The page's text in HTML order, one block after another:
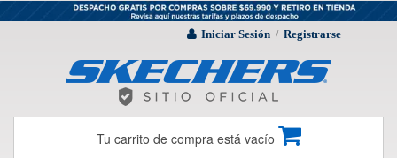
Iniciar Sesión / Registrarse
Tu carrito de compra está vacío